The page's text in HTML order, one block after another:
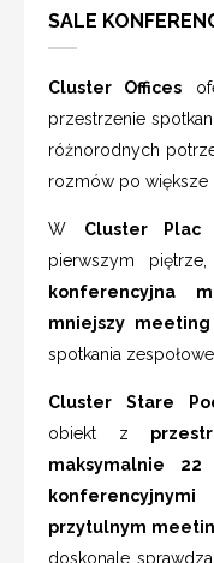
SALE
Cluster Offices
przestrzenie
różnorodnych
rozmów po większe
W Cluster Plac
pierwszym
konferencyjna
mniejszy
spotkania
Cluster Stare
obiekt z
maksymalnie 22
przytulnym
doskonale